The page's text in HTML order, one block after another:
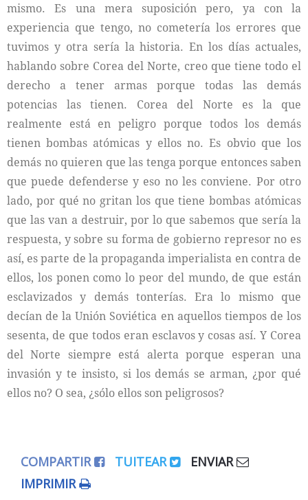
mismo. Es una mera suposición pero, ya con la
experiencia que tengo, no cometería los errores que
tuvimos y otra sería la historia. En los días actuales,
hablando sobre Corea del Norte, creo que tiene todo el
derecho a tener armas porque todas las demás
potencias las tienen. Corea del Norte es la que
realmente está en peligro porque todos los demás
tienen bombas atómicas y ellos no. Es obvio que los
demás no quieren que las tenga porque entonces saben
que puede defenderse y eso no les conviene. Por otro
lado, por qué no gritan los que tiene bombas atómicas
que las van a destruir, por lo que sabemos que sería la
respuesta, y sobre su forma de gobierno represor no es
así, es parte de la propaganda imperialista en contra de
ellos, los ponen como lo peor del mundo, de que están
esclavizados y demás tonterías. Era lo mismo que
decían de la Unión Soviética en aquellos tiempos de los
sesenta, de que todos eran esclavos y cosas así. Y Corea
del Norte siempre está alerta porque esperan una
invasión y te insisto, si los demás se arman, ¿por qué
ellos no? O sea, ¿sólo ellos son peligrosos?
COMPARTIR TUITEAR
ENVIAR
IMPRIMIR